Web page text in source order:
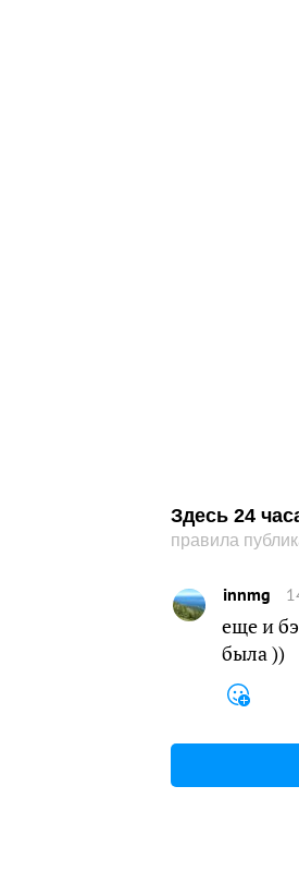
Здесь 24
правила
innmg
еще и
была ))